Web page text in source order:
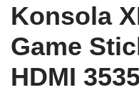
Konsola
Game
HDMI